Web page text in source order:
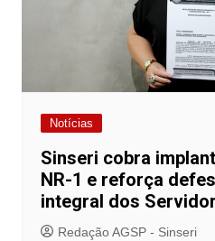
Notícias
Sinseri cobra
NR-1 e reforça
integral dos
Redação AGSP - Sinseri